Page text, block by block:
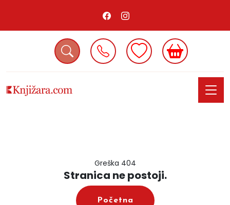
Greška 404
Stranica ne postoji.
Početna